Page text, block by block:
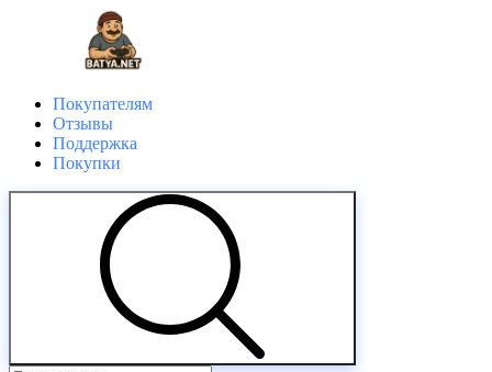
Покупателям
Отзывы
Поддержка
Покупки